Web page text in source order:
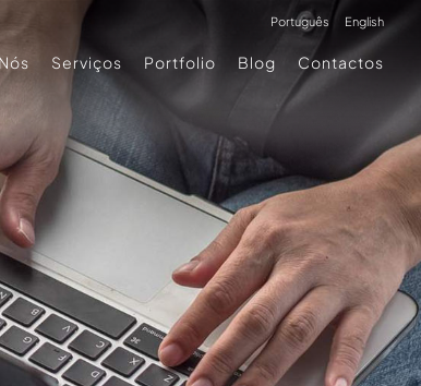
Serviços Portfolio Blog Contactos
Português English